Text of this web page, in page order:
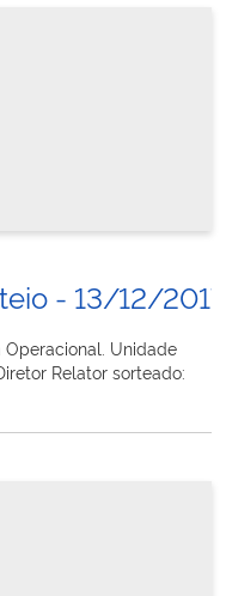
- 13/12/2017
Operacional. Unidade
Relator sorteado: